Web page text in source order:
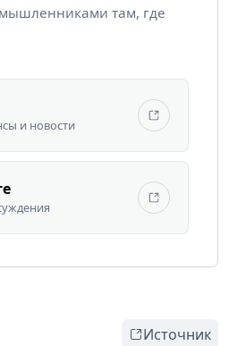
там, где
и новости
Источник